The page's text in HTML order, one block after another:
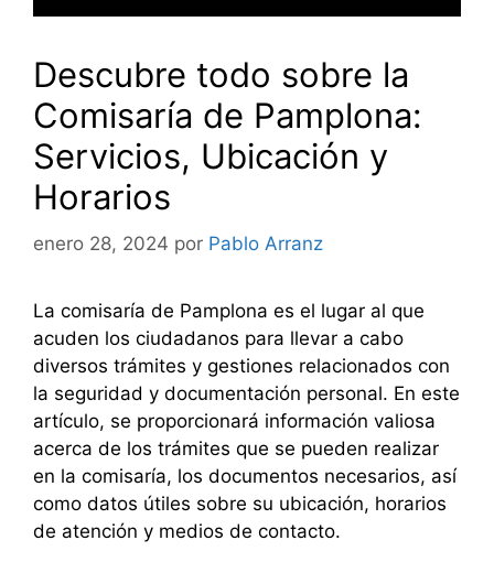
Descubre todo sobre la
Comisaría de Pamplona:
Servicios, Ubicación y
Horarios
enero 28, 2024 por Pablo Arranz
La comisaría de Pamplona es el lugar al que
acuden los ciudadanos para llevar a cabo
diversos trámites y gestiones relacionados con
la seguridad y documentación personal. En este
artículo, se proporcionará información valiosa
acerca de los trámites que se pueden realizar
en la comisaría, los documentos necesarios, así
como datos útiles sobre su ubicación, horarios
de atención y medios de contacto.